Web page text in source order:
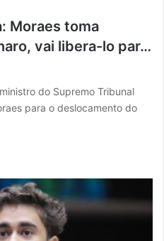
Moraes toma
vai libera-lo par…
do Supremo Tribunal
para o deslocamento do